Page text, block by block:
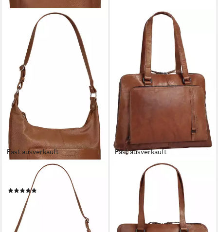
Fast ausverkauft
BRUNO BANANI
Shopper, echt Leder
89,95 €
-30%
lieferbar - in 2-3 Werktagen bei dir
Fast ausverkauft
SPIKES & SPARROW
Shopper, echt Leder
169,95 €
199,95 €
lieferbar - in 2-3 Werktagen bei dir